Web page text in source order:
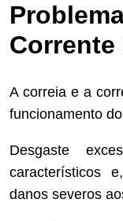
Corrente
A correia e a
funcionamento
Desgaste
característicos
danos severos